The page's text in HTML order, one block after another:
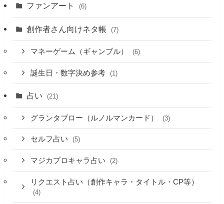
ファンアート (6)
創作者さん向けネタ帳 (7)
マネーゲーム（ギャンブル） (6)
誕生日・数字決め参考 (1)
占い (21)
グランタブロー（ルノルマンカード） (3)
セルフ占い (5)
マジカプロキャラ占い (2)
リクエスト占い（創作キャラ・タイトル・CP等）
(4)